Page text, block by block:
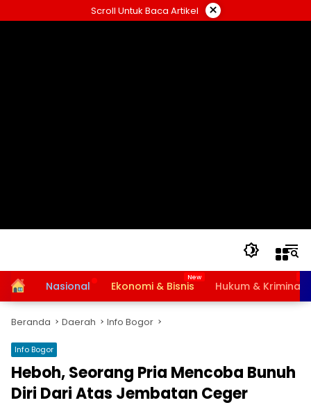
ke
Scroll Untuk Baca Artikel ×
HomeNasional Ekonomi & Bisnis Hukum & Kriminal
Beranda Daerah Info Bogor
Info Bogor
Heboh, Seorang Pria Mencoba Bunuh
Diri Dari Atas Jembatan Ceger